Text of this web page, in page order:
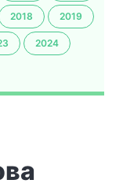
2018 2019
2024